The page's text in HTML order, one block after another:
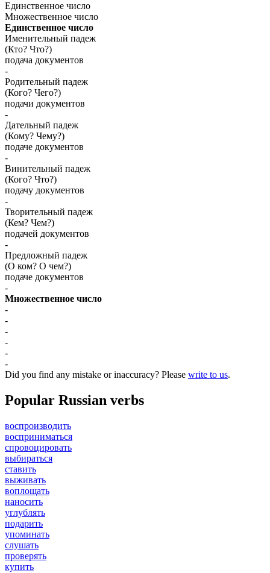
Единственное число
Множественное число
Единственное число
Именительный падеж
(Кто? Что?)
подача документов
-
Родительный падеж
(Кого? Чего?)
подачи документов
-
Дательный падеж
(Кому? Чему?)
подаче документов
-
Винительный падеж
(Кого? Что?)
подачу документов
-
Творительный падеж
(Кем? Чем?)
подачей документов
-
Предложный падеж
(О ком? О чем?)
подаче документов
-
Множественное число
-
-
-
-
-
-
Did you find any mistake or inaccuracy? Please write to us.
Popular Russian verbs
воспроизводить
восприниматься
спровоцировать
выбираться
ставить
выживать
воплощать
наносить
углублять
подарить
упоминать
слушать
проверять
купить